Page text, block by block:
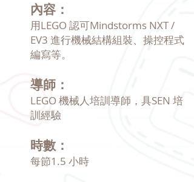
內容：
用LEGO 認可Mindstorms NXT /
EV3 進行機械結構組裝、操控程式
編寫等。
導師：
LEGO 機械人培訓導師，具SEN 培
訓經驗
時數：
每節1.5 小時